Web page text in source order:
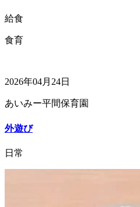
給食
食育
2026年04月24日
あいみー平間保育園
外遊び
日常